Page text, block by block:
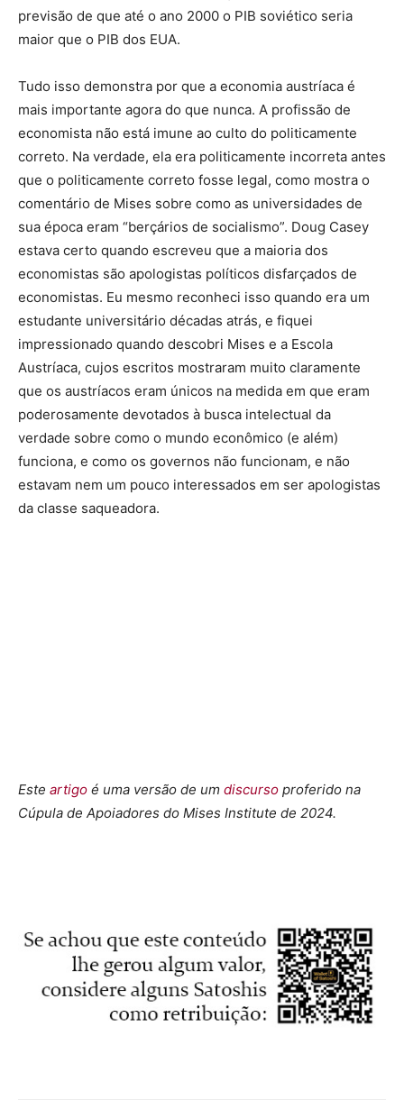
previsão de que até o ano 2000 o PIB soviético seria
maior que o PIB dos EUA.
Tudo isso demonstra por que a economia austríaca é
mais importante agora do que nunca. A profissão de
economista não está imune ao culto do politicamente
correto. Na verdade, ela era politicamente incorreta antes
que o politicamente correto fosse legal, como mostra o
comentário de Mises sobre como as universidades de
sua época eram “berçários de socialismo”. Doug Casey
estava certo quando escreveu que a maioria dos
economistas são apologistas políticos disfarçados de
economistas. Eu mesmo reconheci isso quando era um
estudante universitário décadas atrás, e fiquei
impressionado quando descobri Mises e a Escola
Austríaca, cujos escritos mostraram muito claramente
que os austríacos eram únicos na medida em que eram
poderosamente devotados à busca intelectual da
verdade sobre como o mundo econômico (e além)
funciona, e como os governos não funcionam, e não
estavam nem um pouco interessados em ser apologistas
da classe saqueadora.
Este artigo é uma versão de um discurso proferido na
Cúpula de Apoiadores do Mises Institute de 2024.